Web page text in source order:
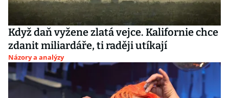
Když daň vyžene zlatá vejce. Kalifornie chce
zdanit miliardáře, ti raději utíkají
Názory a analýzy